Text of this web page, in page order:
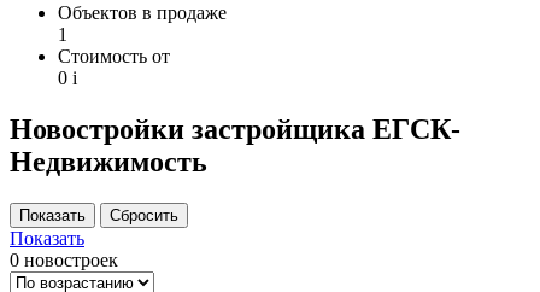
Объектов в продаже
1
Стоимость от
0 i
Новостройки застройщика ЕГСК-
Недвижимость
Показать
0 новостроек